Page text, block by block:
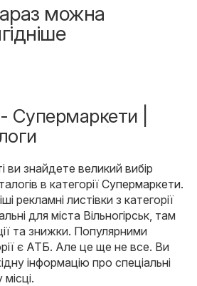
можна
Супермаркети |
знайдете великий вибір
в категорії Супермаркети.
рекламні листівки з категорії
для міста Вільногірськ, там
та знижки. Популярними
є АТБ. Але це ще не все. Ви
інформацію про спеціальні